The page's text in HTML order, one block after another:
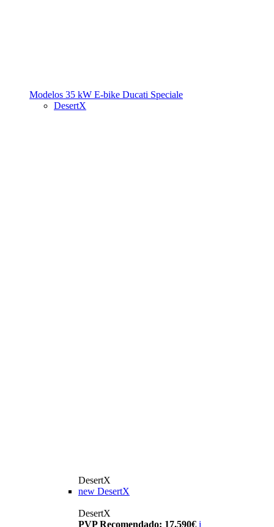
Modelos 35 kW E-bike Ducati Speciale
DesertX
DesertX
new DesertX
DesertX
PVP Recomendado: 17.590€ i